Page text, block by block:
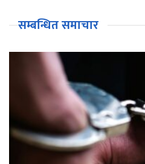
सम्बन्धित समाचार